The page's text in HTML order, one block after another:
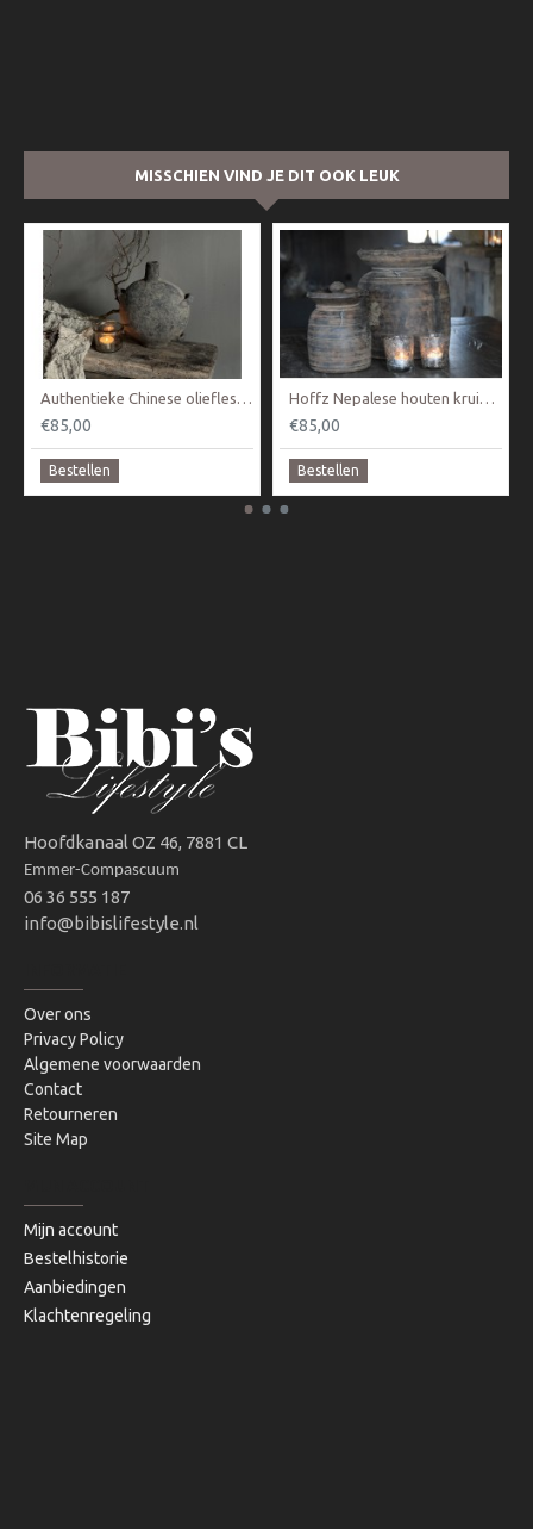
MISSCHIEN VIND JE DIT OOK LEUK
Authentieke Chinese oliefles / kruik
€85,00
Bestellen
Hoffz Nepalese houten kruik Nr 2
€85,00
Bestellen
Hoofdkanaal OZ 46, 7881 CL
Emmer-Compascuum
06 36 555 187
info@bibislifestyle.nl
Over ons
Privacy Policy
Algemene voorwaarden
Contact
Retourneren
Site Map
Mijn account
Bestelhistorie
Aanbiedingen
Klachtenregeling